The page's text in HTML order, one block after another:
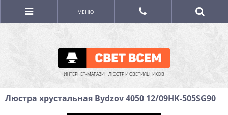
ИНТЕРНЕТ-МАГАЗИН ЛЮСТР И СВЕТИЛЬНИКОВ
МЕНЮ
Люстра хрустальная Bydzov 4050 12/09HK-505SG90